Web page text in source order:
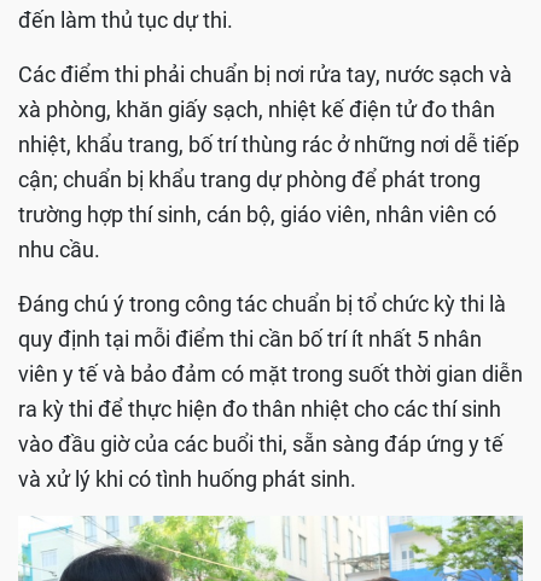
đến làm thủ tục dự thi.
Các điểm thi phải chuẩn bị nơi rửa tay, nước sạch và
xà phòng, khăn giấy sạch, nhiệt kế điện tử đo thân
nhiệt, khẩu trang, bố trí thùng rác ở những nơi dễ tiếp
cận; chuẩn bị khẩu trang dự phòng để phát trong
trường hợp thí sinh, cán bộ, giáo viên, nhân viên có
nhu cầu.
Đáng chú ý trong công tác chuẩn bị tổ chức kỳ thi là
quy định tại mỗi điểm thi cần bố trí ít nhất 5 nhân
viên y tế và bảo đảm có mặt trong suốt thời gian diễn
ra kỳ thi để thực hiện đo thân nhiệt cho các thí sinh
vào đầu giờ của các buổi thi, sẵn sàng đáp ứng y tế
và xử lý khi có tình huống phát sinh.